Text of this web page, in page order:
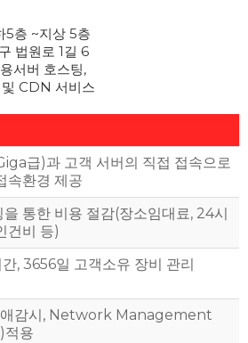
5층 ~지상 5층
법원로 1길 6
서버 호스팅,
급)과 고객 서버의 직접 접속으로
속환경 제공
통한 비용 절감(장소임대료, 24시
건비 등)
, 3656일 고객소유 장비 관리
애감시, Network Management
용